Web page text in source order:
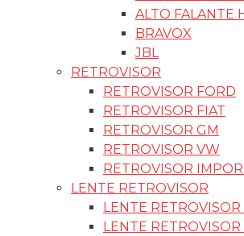
ALTO FALANTE
BRAVOX
JBL
RETROVISOR
RETROVISOR FORD
RETROVISOR FIAT
RETROVISOR GM
RETROVISOR VW
RETROVISOR
LENTE RETROVISOR
LENTE
LENTE RETROVISOR